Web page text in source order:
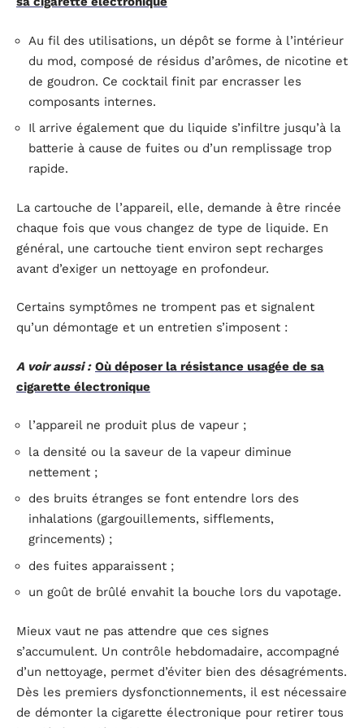
Au fil des utilisations, un dépôt se forme à l’intérieur
du mod, composé de résidus d’arômes, de nicotine et
de goudron. Ce cocktail finit par encrasser les
composants internes.
Il arrive également que du liquide s’infiltre jusqu’à la
batterie à cause de fuites ou d’un remplissage trop
rapide.
La cartouche de l’appareil, elle, demande à être rincée
chaque fois que vous changez de type de liquide. En
général, une cartouche tient environ sept recharges
avant d’exiger un nettoyage en profondeur.
Certains symptômes ne trompent pas et signalent
qu’un démontage et un entretien s’imposent :
A voir aussi : Où déposer la résistance usagée de sa
cigarette électronique
l’appareil ne produit plus de vapeur ;
la densité ou la saveur de la vapeur diminue
nettement ;
des bruits étranges se font entendre lors des
inhalations (gargouillements, sifflements,
grincements) ;
des fuites apparaissent ;
un goût de brûlé envahit la bouche lors du vapotage.
Mieux vaut ne pas attendre que ces signes
s’accumulent. Un contrôle hebdomadaire, accompagné
d’un nettoyage, permet d’éviter bien des désagréments.
Dès les premiers dysfonctionnements, il est nécessaire
de démonter la cigarette électronique pour retirer tous